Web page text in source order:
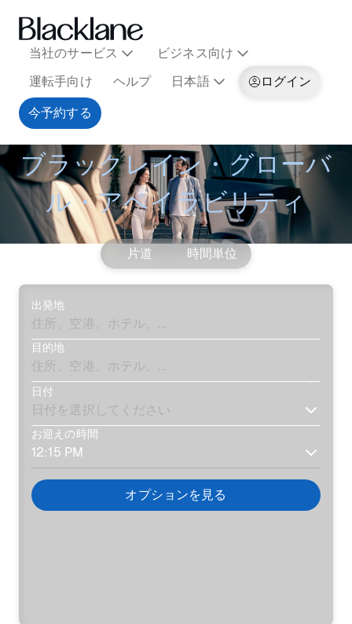
当社のサービス
ビジネス向け
運転手向け
ヘルプ 日本語
ログイン
今予約する
ブラックレイン・グローバ
ル・アベイラビリティ
片道 時間単位
出発地
目的地
日付
お迎えの時間
オプションを見る